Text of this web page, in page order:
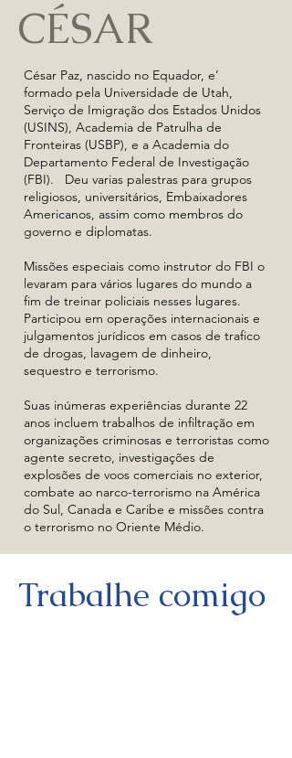
CÉSAR
César Paz, nascido no Equador, e’
formado pela Universidade de Utah,
Serviço de Imigração dos Estados Unidos
(USINS), Academia de Patrulha de
Fronteiras (USBP), e a Academia do
Departamento Federal de Investigação
(FBI). Deu varias palestras para grupos
religiosos, universitários, Embaixadores
Americanos, assim como membros do
governo e diplomatas.
Missões especiais como instrutor do FBI o
levaram para vários lugares do mundo a
fim de treinar policiais nesses lugares.
Participou em operações internacionais e
julgamentos jurídicos em casos de trafico
de drogas, lavagem de dinheiro,
sequestro e terrorismo.
Suas inúmeras experiências durante 22
anos incluem trabalhos de infiltração em
organizações criminosas e terroristas como
agente secreto, investigações de
explosões de voos comerciais no exterior,
combate ao narco-terrorismo na América
do Sul, Canada e Caribe e missões contra
o terrorismo no Oriente Médio.
Trabalhe comigo